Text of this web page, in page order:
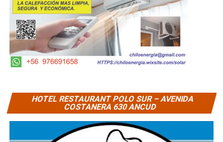
HOTEL RESTAURANT POLO SUR – AVENIDA
COSTANERA 630 ANCUD